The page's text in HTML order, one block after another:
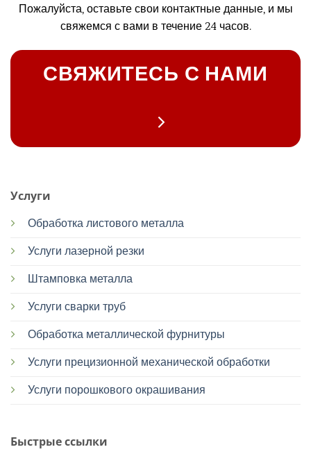
Услуги
Обработка листового металла
Услуги лазерной резки
Штамповка металла
Услуги сварки труб
Обработка металлической фурнитуры
Услуги прецизионной механической обработки
Услуги порошкового окрашивания
Быстрые ссылки
Пожалуйста, оставьте свои контактные данные, и мы
свяжемся с вами в течение 24 часов.
СВЯЖИТЕСЬ С НАМИ